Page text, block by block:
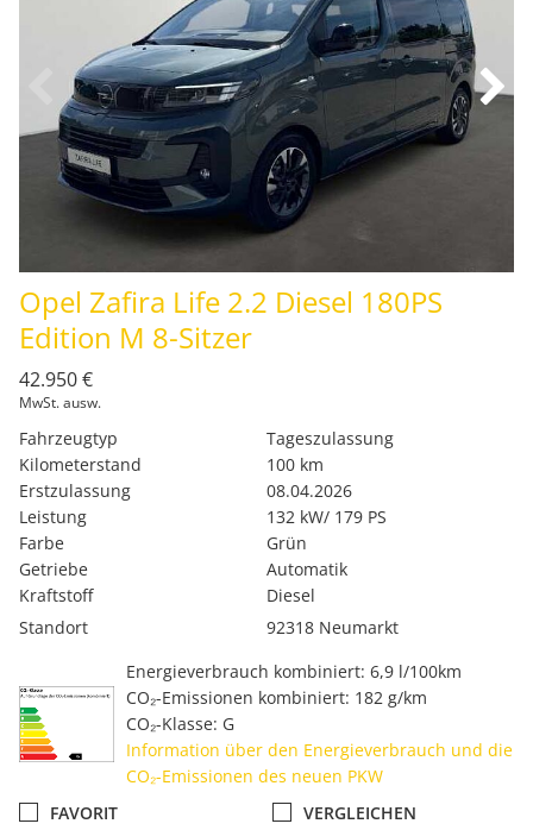
Opel Zafira Life 2.2 Diesel 180PS
Edition M 8-Sitzer
42.950 €
MwSt. ausw.
Fahrzeugtyp
Tageszulassung
Kilometerstand
100 km
Erstzulassung
08.04.2026
Leistung
132 kW/ 179 PS
Farbe
Grün
Getriebe
Automatik
Kraftstoff
Diesel
Standort
92318 Neumarkt
Energieverbrauch kombiniert: 6,9 l/100km
CO₂-Emissionen kombiniert: 182 g/km
CO₂-Klasse: G
Information über den Energieverbrauch und die
CO₂-Emissionen des neuen PKW
FAVORIT
VERGLEICHEN